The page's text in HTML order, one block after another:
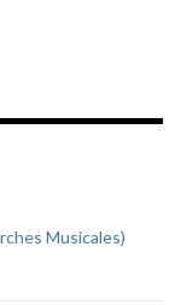
Musicales)